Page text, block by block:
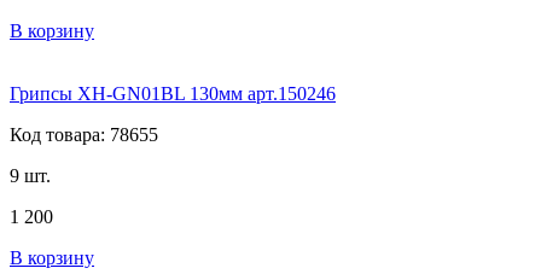
В корзину
Грипсы XH-GN01BL 130мм арт.150246
Код товара: 78655
9 шт.
1 200
В корзину